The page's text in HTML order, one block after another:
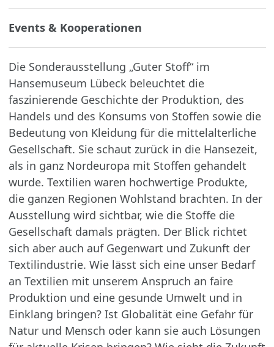
Events & Kooperationen
Die Sonderausstellung „Guter Stoff“ im
Hansemuseum Lübeck beleuchtet die
faszinierende Geschichte der Produktion, des
Handels und des Konsums von Stoffen sowie die
Bedeutung von Kleidung für die mittelalterliche
Gesellschaft. Sie schaut zurück in die Hansezeit,
als in ganz Nordeuropa mit Stoffen gehandelt
wurde. Textilien waren hochwertige Produkte,
die ganzen Regionen Wohlstand brachten. In der
Ausstellung wird sichtbar, wie die Stoffe die
Gesellschaft damals prägten. Der Blick richtet
sich aber auch auf Gegenwart und Zukunft der
Textilindustrie. Wie lässt sich eine unser Bedarf
an Textilien mit unserem Anspruch an faire
Produktion und eine gesunde Umwelt und in
Einklang bringen? Ist Globalität eine Gefahr für
Natur und Mensch oder kann sie auch Lösungen